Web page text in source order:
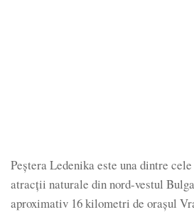
Peştera Ledenika este una dintre
atracții naturale din nord-vestul
aproximativ 16 kilometri de orașul